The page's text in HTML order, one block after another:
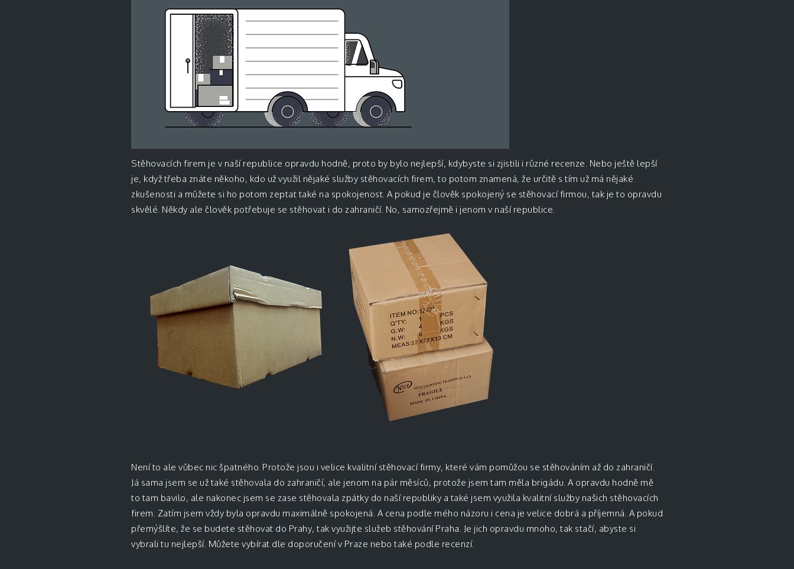
Stěhovacích firem je v naší republice opravdu hodně, proto by bylo nejlepší, kdybyste si zjistili i různé recenze. Nebo ještě lepší
je, když třeba znáte někoho, kdo už využil nějaké služby stěhovacích firem, to potom znamená, že určitě s tím už má nějaké
zkušenosti a můžete si ho potom zeptat také na spokojenost. A pokud je člověk spokojený se stěhovací firmou, tak je to opravdu
skvělé. Někdy ale člověk potřebuje se stěhovat i do zahraničí. No, samozřejmě i jenom v naší republice.
Není to ale vůbec nic špatného. Protože jsou i velice kvalitní stěhovací firmy, které vám pomůžou se stěhováním až do zahraničí.
Já sama jsem se už také stěhovala do zahraničí, ale jenom na pár měsíců, protože jsem tam měla brigádu. A opravdu hodně mě
to tam bavilo, ale nakonec jsem se zase stěhovala zpátky do naší republiky a také jsem využila kvalitní služby našich stěhovacích
firem. Zatím jsem vždy byla opravdu maximálně spokojená. A cena podle mého názoru i cena je velice dobrá a příjemná. A pokud
přemýšlíte, že se budete stěhovat do Prahy, tak využijte služeb stěhování Praha. Je jich opravdu mnoho, tak stačí, abyste si
vybrali tu nejlepší. Můžete vybírat dle doporučení v Praze nebo také podle recenzí.